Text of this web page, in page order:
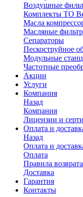
Воздушные
Комплекты ТО
Масла
Масляные
Сепараторы
Пескоструйное
Модульные
Частотные
Акции
Услуги
Компания
Назад
Компания
Лицензии и
Оплата и
Назад
Оплата и
Оплата
Правила
Доставка
Гарантия
Контакты